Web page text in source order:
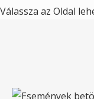
Válassza az Oldal